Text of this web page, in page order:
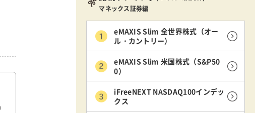
マネックス証券編
eMAXIS Slim 全世界株式（オー
ル・カントリー）
eMAXIS Slim 米国株式（S&P50
0）
iFreeNEXT NASDAQ100インデッ
クス